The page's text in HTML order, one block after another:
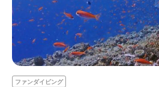
ファンダイビング